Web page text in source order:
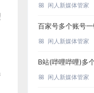
闲人新媒体管家
百家号多个账号
闲人新媒体管家
B站(哔哩哔哩)多
闲人新媒体管家